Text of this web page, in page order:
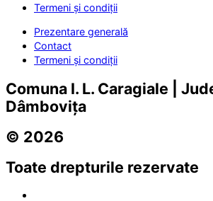
Termeni și condiții
Prezentare generală
Contact
Termeni și condiții
Comuna I. L. Caragiale |
Dâmbovița
© 2026
Toate drepturile rezervate